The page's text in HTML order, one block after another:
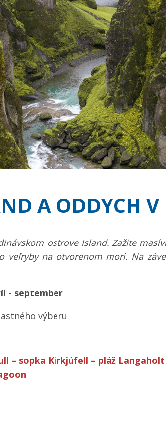
A ODDYCH
ostrove Island. Zažite
veľryby na otvorenom mori. Na
- september
výberu
– sopka Kirkjúfell – pláž